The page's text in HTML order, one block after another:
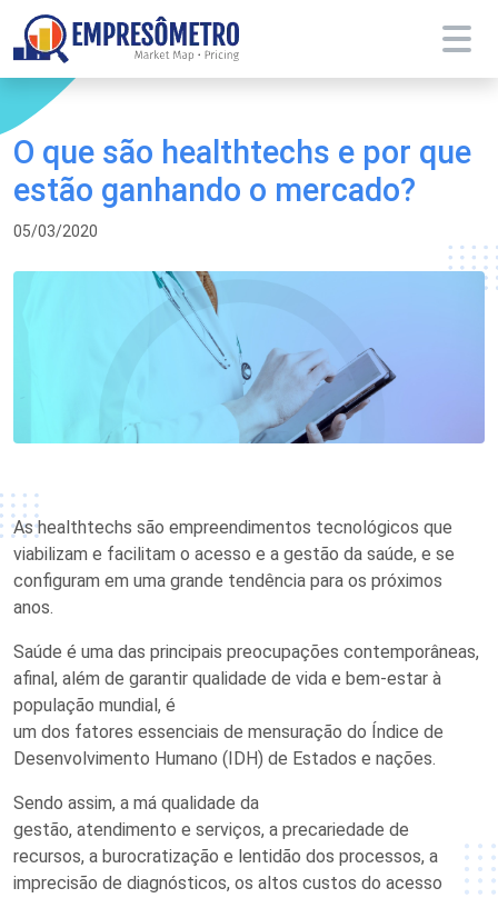
O que são healthtechs e por que
estão ganhando o mercado?
05/03/2020
As healthtechs são empreendimentos tecnológicos que
viabilizam e facilitam o acesso e a gestão da saúde, e se
configuram em uma grande tendência para os próximos
anos.
Saúde é uma das principais preocupações contemporâneas,
afinal, além de garantir qualidade de vida e bem-estar à
população mundial , é
um dos fatores essenciais de mensuração do Índice de
Desenvolvimento Humano (IDH) de Estados e nações.
Sendo assim, a má qualidade da
gestão, atendimento e serviços, a precariedade de
recursos, a burocratização e lentidão dos processos, a
imprecisão de diagnósticos, os altos custos do acesso